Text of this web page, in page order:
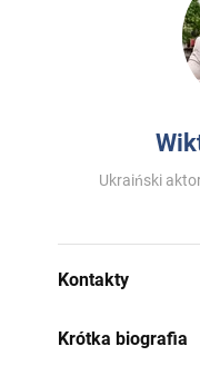
Ukraiński
Kontakty
Krótka biografia